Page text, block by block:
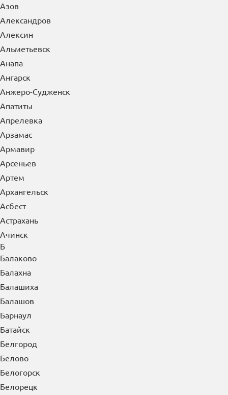
Азов
Александров
Алексин
Альметьевск
Анапа
Ангарск
Анжеро-Судженск
Апатиты
Апрелевка
Арзамас
Армавир
Арсеньев
Артем
Архангельск
Асбест
Астрахань
Ачинск
Б
Балаково
Балахна
Балашиха
Балашов
Барнаул
Батайск
Белгород
Белово
Белогорск
Белорецк